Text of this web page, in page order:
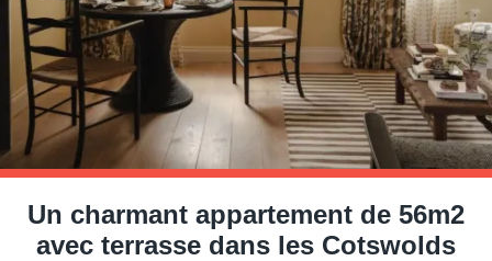
Les Trouvailles Déco Du Jour
Loft
Maison Appartement Écologique
Maison Container/container House
Maison D'hôtes
Maison Et Appartement Vintage
On Décode La Déco
Petite Surface
Piscine Question De Style
Renovation
Revue De Week End
Tiny House
Un charmant appartement de 56m2
avec terrasse dans les Cotswolds